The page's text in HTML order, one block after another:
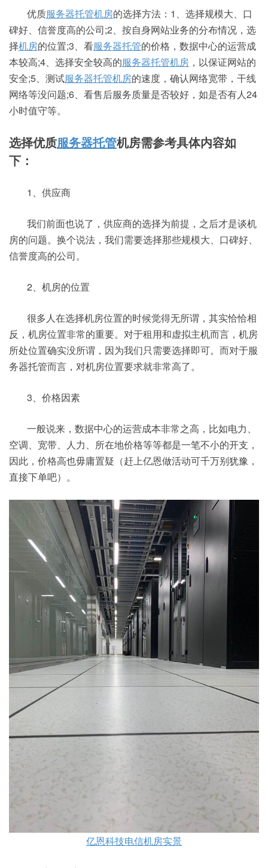
优质服务器托管机房的选择方法：1、选择规模大、口
碑好、信誉度高的公司;2、按自身网站业务的分布情况，选
择机房的位置;3、看服务器托管的价格，数据中心的运营成
本较高;4、选择安全较高的服务器托管机房 ，以保证网站的
安全;5、测试服务器托管机房的速度，确认网络宽带，干线
网络等没问题;6、看售后服务质量是否较好，如是否有人24
小时值守等。
选择优质服务器托管机房需参考具体内容如
下：
1、供应商
我们前面也说了，供应商的选择为前提，之后才是谈机
房的问题。换个说法，我们需要选择那些规模大、口碑好、
信誉度高的公司。
2、机房的位置
很多人在选择机房位置的时候觉得无所谓，其实恰恰相
反，机房位置非常的重要。对于租用和虚拟主机而言，机房
所处位置确实没所谓，因为我们只需要选择即可。而对于服
务器托管而言，对机房位置要求就非常高了。
3、价格因素
一般说来，数据中心的运营成本非常之高，比如电力、
空调、宽带、人力、所在地价格等等都是一笔不小的开支，
因此，价格高也毋庸置疑（赶上亿恩做活动可千万别犹豫，
直接下单吧）。
亿恩科技电信机房实景